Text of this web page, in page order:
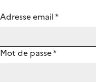
Adresse email*
Mot de passe*